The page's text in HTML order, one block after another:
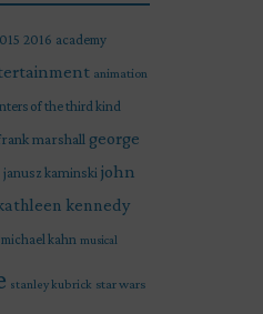
2016 academy
animation
of the third kind
marshall george
janusz kaminski john
kennedy
michael kahn musical
stanley kubrick star wars